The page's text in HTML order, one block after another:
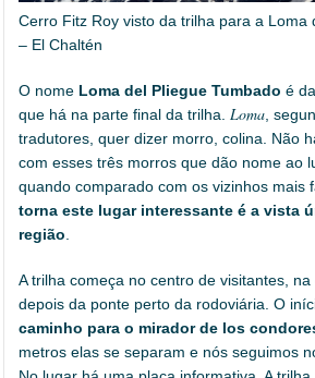
Cerro Fitz Roy visto da trilha para a Loma
– El Chaltén
O nome Loma del Pliegue Tumbado é
que há na parte final da trilha. Loma ,
tradutores, quer dizer morro, colina. Não
com esses três morros que dão nome ao
quando comparado com os vizinhos mais
torna este lugar interessante é a vista
região
A trilha começa no centro de visitantes, na
depois da ponte perto da rodoviária. O
caminho para o mirador de los
metros elas se separam e nós seguimos